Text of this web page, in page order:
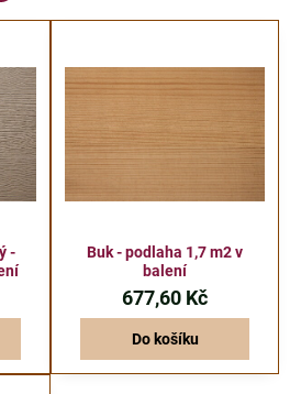
-
Buk - podlaha 1,7 m2 v
balení
677,60 Kč
Do košíku